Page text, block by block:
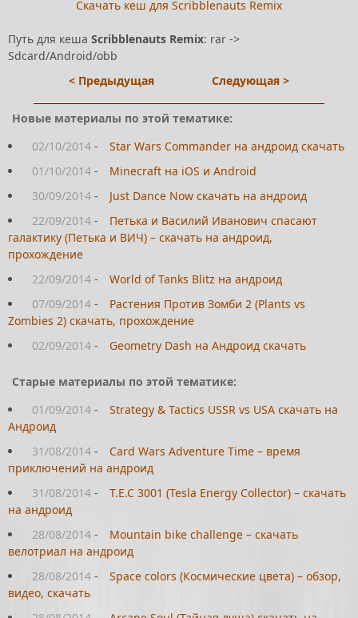
Скачать кеш для Scribblenauts Remix
Путь для кеша Scribblenauts Remix: rar ->
Sdcard/Android/obb
< Предыдущая
Следующая >
Новые материалы по этой тематике:
02/10/2014 -
Star Wars Commander на андроид скачать
01/10/2014 -
Minecraft на iOS и Android
30/09/2014 -
Just Dance Now скачать на андроид
22/09/2014 -
Петька и Василий Иванович спасают
галактику (Петька и ВИЧ) – скачать на андроид,
прохождение
22/09/2014 -
World of Tanks Blitz на андроид
07/09/2014 -
Растения Против Зомби 2 (Plants vs
Zombies 2) скачать, прохождение
02/09/2014 - Geometry Dash на Андроид скачать
Старые материалы по этой тематике:
01/09/2014 -
Strategy & Tactics USSR vs USA скачать на
Андроид
31/08/2014 -
Card Wars Adventure Time – время
приключений на андроид
31/08/2014 -
T.E.C 3001 (Tesla Energy Collector) – скачать
на андроид
28/08/2014 -
Mountain bike challenge – скачать
велотриал на андроид
28/08/2014 -
Space colors (Космические цвета) – обзор,
видео, скачать